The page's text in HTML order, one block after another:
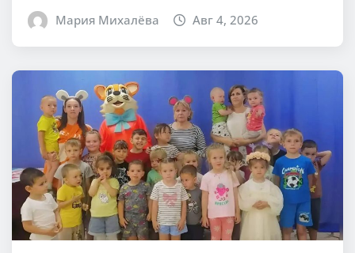
Мария Михалёва Авг 4, 2026